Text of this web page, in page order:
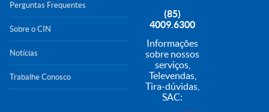
Perguntas Frequentes
Sobre o CIN
Notícias
Trabalhe Conosco
(85)
4009.6300
Informações
sobre nossos
serviços,
Televendas,
Tira-dúvidas,
SAC: